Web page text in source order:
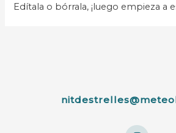
Edítala o bórrala, ¡luego empieza a